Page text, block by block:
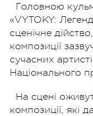
Головною
«VYTOKY:
сценічне
композиції
сучасних
Національного
На сцені
композиції, які